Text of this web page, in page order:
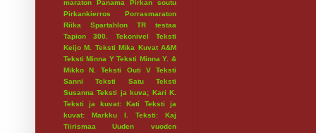
maraton Panama
Pirkan soutu
Pirkankierros
Porrasmaraton
Riika
Spartahlon
TR testaa
Tapion 300.
Tekonivel
Teksti
Keijo M.
Teksti Mika Kuvat A&M
Teksti Minna Y Teksti Minna Y. &
Mikko N.
Teksti Outi V
Teksti
Sanni
Teksti Satu
Teksti
Susanna Teksti ja kuva; Kari K.
Teksti ja kuvat: Kati
Teksti ja
kuvat: Markku I.
Teksti: Kaj
Tiirismaa
Uuden vuoden